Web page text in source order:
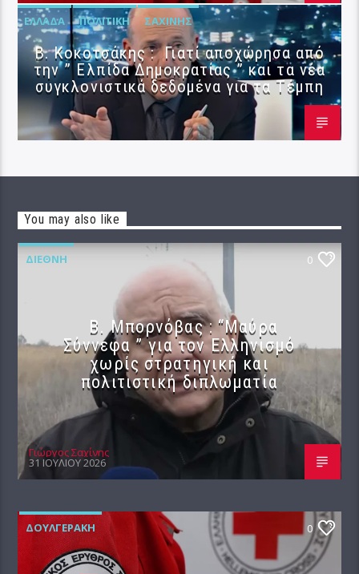
ΕΛΛΆΔΑ ΠΟΛΙΤΙΚΉ ΣΑΧΊΝΗΣ
Β. Κοκοτσάκης : Γιατί αποχώρησα από
την ” Ελπίδα Δημοκρατίας ” και τα νέα
συγκλονιστικά δεδομένα για τα Τέμπη
You may also like
ΔΙΕΘΝΉ 0
B. Μπορνόβας : “Μαύρα
Σύννεφα ” για τον Ελληνισμό
χωρίς στρατηγική και
πολιτιστική διπλωματία
Γιώργος Σαχίνης
31 ΙΟΥΛΊΟΥ 2026
ΔΟΥΛΓΕΡΆΚΗ 0